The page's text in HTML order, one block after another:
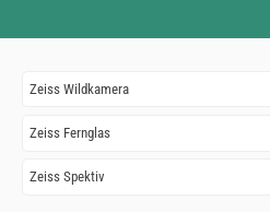
Zeiss Wildkamera
Zeiss Fernglas
Zeiss Spektiv